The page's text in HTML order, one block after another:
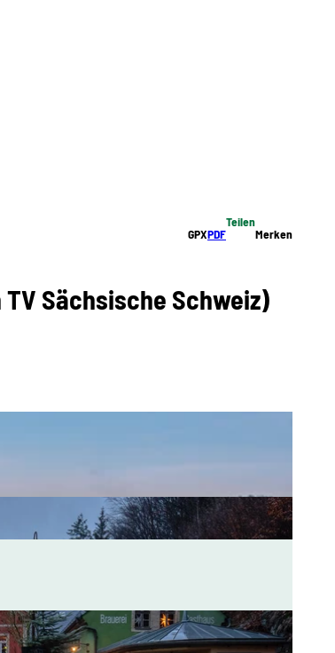
GPXPDF
Teilen
Merken
Sächsische Schweiz)